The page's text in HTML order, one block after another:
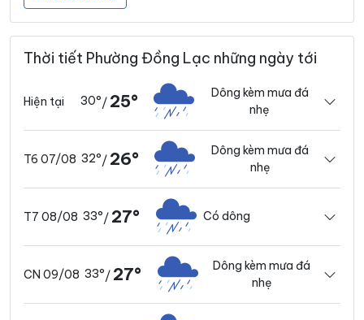
Thời tiết Phường Đồng Lạc những ngày tới
Hiện tại 30°/ 25°
Dông kèm mưa đá
nhẹ
T6 07/08 32°/ 26°
Dông kèm mưa đá
nhẹ
T7 08/08 33°/ 27° Có dông
CN 09/08 33°/ 27°
Dông kèm mưa đá
nhẹ